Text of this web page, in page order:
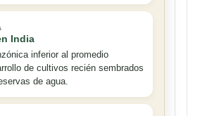
India
inferior al promedio
de cultivos recién sembrados
de agua.